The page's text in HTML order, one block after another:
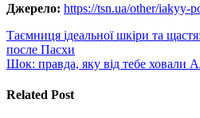
Джерело: https://tsn.ua/other/iakyy-
Навигация
по
Таємниця ідеальної шкіри та
после Пасхи
Шок: правда, яку від тебе ховали
Related Post